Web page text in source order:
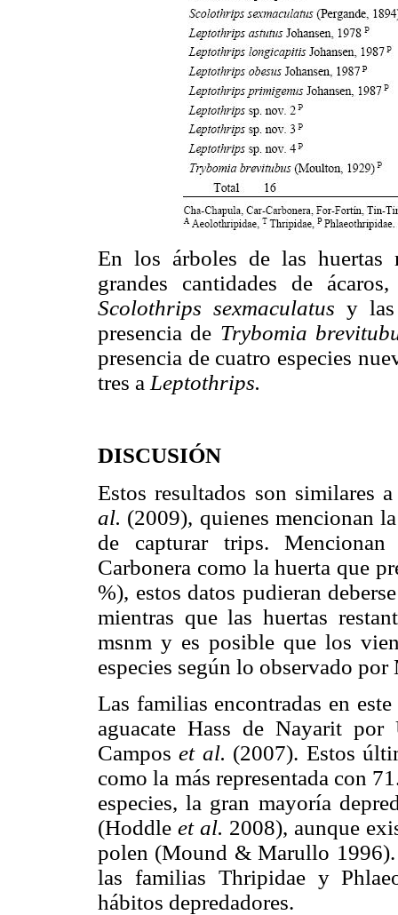
En los árboles de las huertas
grandes cantidades de
Scolothrips sexmaculatus y
presencia de Trybomia
presencia de cuatro especies
tres a Leptothrips.
DISCUSIÓN
Estos resultados son similares
al. (2009), quienes mencionan
de capturar trips. Mencionan
Carbonera como la huerta que
%), estos datos pudieran
mientras que las huertas
msnm y es posible que los
especies según lo observado
Las familias encontradas en
aguacate Hass de Nayarit
Camposet al. (2007). Estos
como la más representada con
especies, la gran mayoría
(Hoddleet al. 2008), aunque
polen (Mound & Marullo 1996).
las familias Thripidae y
hábitos depredadores.